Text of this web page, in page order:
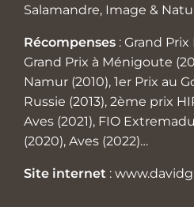
Salamandre, Image &
Récompenses : Grand Prix
Grand Prix à Ménigoute
Namur (2010), 1er Prix au
Russie (2013), 2ème prix
Aves (2021), FIO
(2020), Aves (2022)…
Site internet :